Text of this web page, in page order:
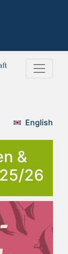
English
&
26